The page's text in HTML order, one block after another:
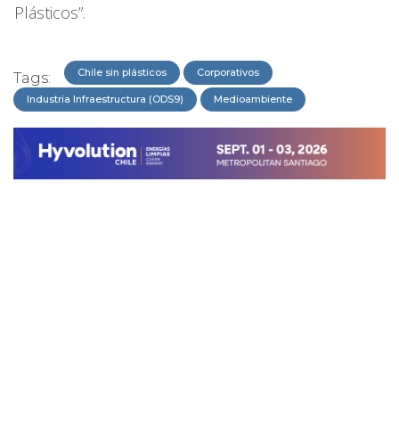
Plásticos”.
Tags: Chile sin plásticos Corporativos
Industria Infraestructura (ODS9) Medioambiente